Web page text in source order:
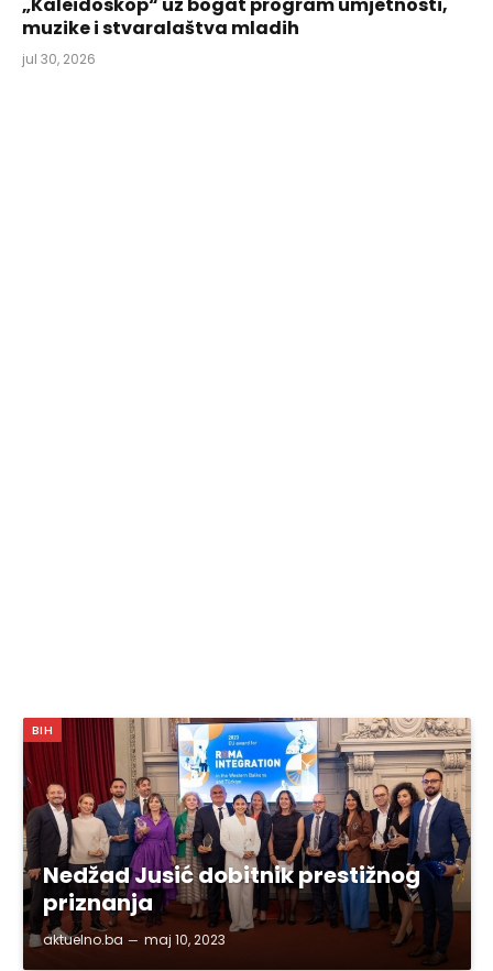
muzike i stvaralaštva mladih
jul 30, 2026
BIH
Nedžad Jusić dobitnik prestižnog
priznanja
aktuelno.ba maj 10, 2023